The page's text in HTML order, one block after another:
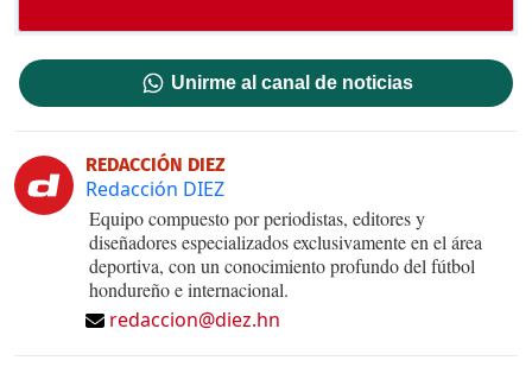
Unirme al canal de noticias
REDACCIÓN DIEZ
Redacción DIEZ
Equipo compuesto por periodistas, editores y
diseñadores especializados exclusivamente en el área
deportiva, con un conocimiento profundo del fútbol
hondureño e internacional.
redaccion@diez.hn